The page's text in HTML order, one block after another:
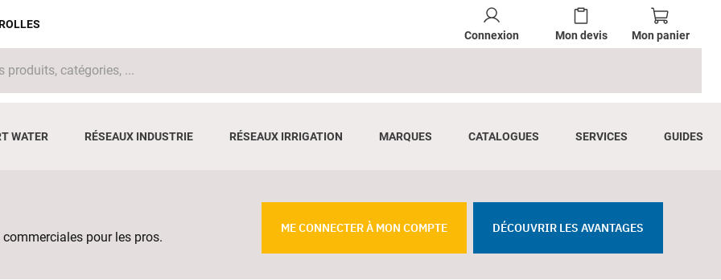
Connexion Mon devis Mon panier
WATER RÉSEAUX INDUSTRIE RÉSEAUX IRRIGATION MARQUES CATALOGUES SERVICES GUIDES
pour les pros.
ME CONNECTER À MON COMPTE DÉCOUVRIR LES AVANTAGES